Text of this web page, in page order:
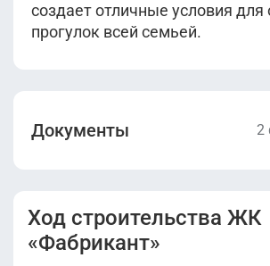
создает отличные условия для
прогулок всей семьей.
Документы 2
(очередь 1.1).pdf
Ход строительства ЖК
«Фабрикант»